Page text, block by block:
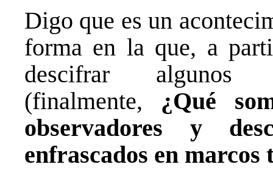
Digo que es un
forma en la que, a
descifrar algunos
(finalmente, ¿Qué
observadores y
enfrascados en marcos